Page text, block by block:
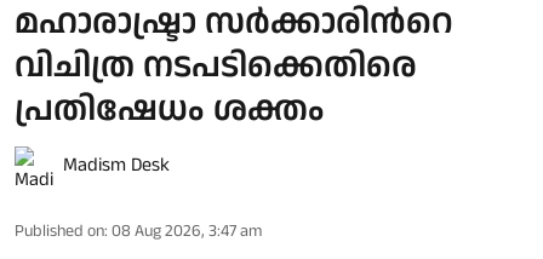
മഹാരാഷ്ട്രാ സര്‍ക്കാരിന്‍റെ
വിചിത്ര നടപടിക്കെതിരെ
പ്രതിഷേധം ശക്തം
Madism Desk
Published on: 08 Aug 2026, 3:47 am